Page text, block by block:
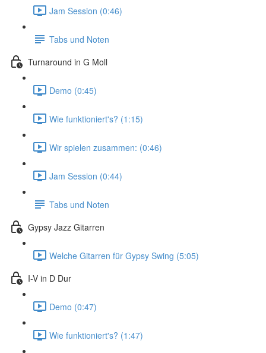
Jam Session (0:46)
Tabs und Noten
Turnaround in G Moll
Demo (0:45)
Wie funktioniert's? (1:15)
Wir spielen zusammen: (0:46)
Jam Session (0:44)
Tabs und Noten
Gypsy Jazz Gitarren
Welche Gitarren für Gypsy Swing (5:05)
I-V in D Dur
Demo (0:47)
Wie funktioniert's? (1:47)